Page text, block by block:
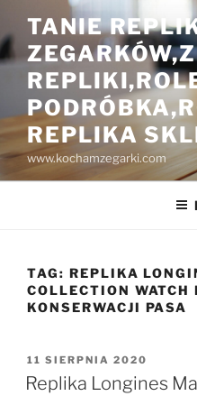
do
treści
TANIE
REPLIKA
www.kochamzegarki.com
TAG: REPLIKA
COLLECTION WATCH
KONSERWACJI PASA
OPUBLIKOWANE
W
11 SIERPNIA 2020
Replika Longines